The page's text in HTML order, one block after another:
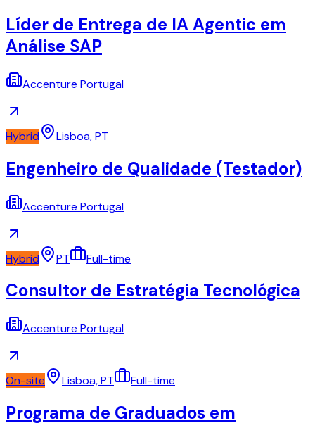
Líder de Entrega de IA Agentic em
Análise SAP
Accenture Portugal
Hybrid Lisboa, PT
Engenheiro de Qualidade (Testador)
Accenture Portugal
Hybrid PT Full-time
Consultor de Estratégia Tecnológica
Accenture Portugal
On-site Lisboa, PT Full-time
Programa de Graduados em